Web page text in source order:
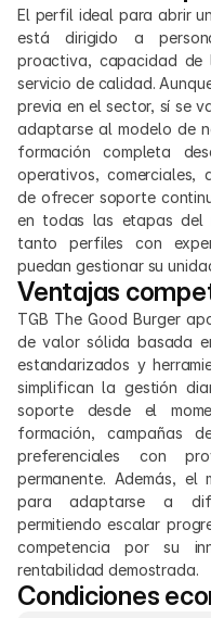
El perfil ideal para abrir
está dirigido a
proactiva, capacidad
servicio de calidad.
previa en el sector, sí se
adaptarse al modelo de
formación completa
operativos, comerciales,
de ofrecer soporte
en todas las etapas del
tanto perfiles con
puedan gestionar su
Ventajas
TGB The Good Burger
de valor sólida basada
estandarizados y
simplifican la gestión
soporte desde el
formación, campañas
preferenciales con
permanente. Además,
para adaptarse a
permitiendo escalar
competencia por su
rentabilidad demostrada.
Condiciones